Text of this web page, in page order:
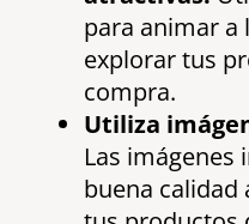
para animar a
explorar tus
compra.
Utiliza
Las imágenes
buena